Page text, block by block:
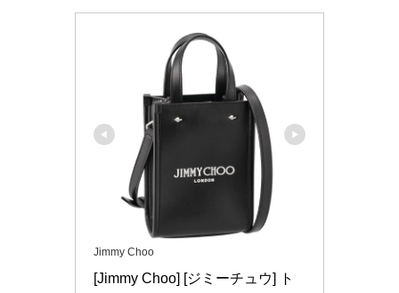
Jimmy Choo
[Jimmy Choo] [ジミーチュウ] ト